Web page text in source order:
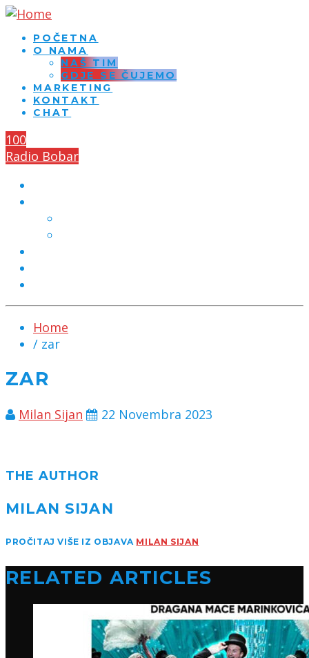
POČETNA
O NAMA
NAŠ TIM
GDJE SE ČUJEMO
MARKETING
KONTAKT
CHAT
100
Radio Bobar
Home
/ zar
ZAR
Milan Sijan 22 Novembra 2023
THE AUTHOR
MILAN SIJAN
PROČITAJ VIŠE IZ OBJAVA MILAN SIJAN
RELATED ARTICLES